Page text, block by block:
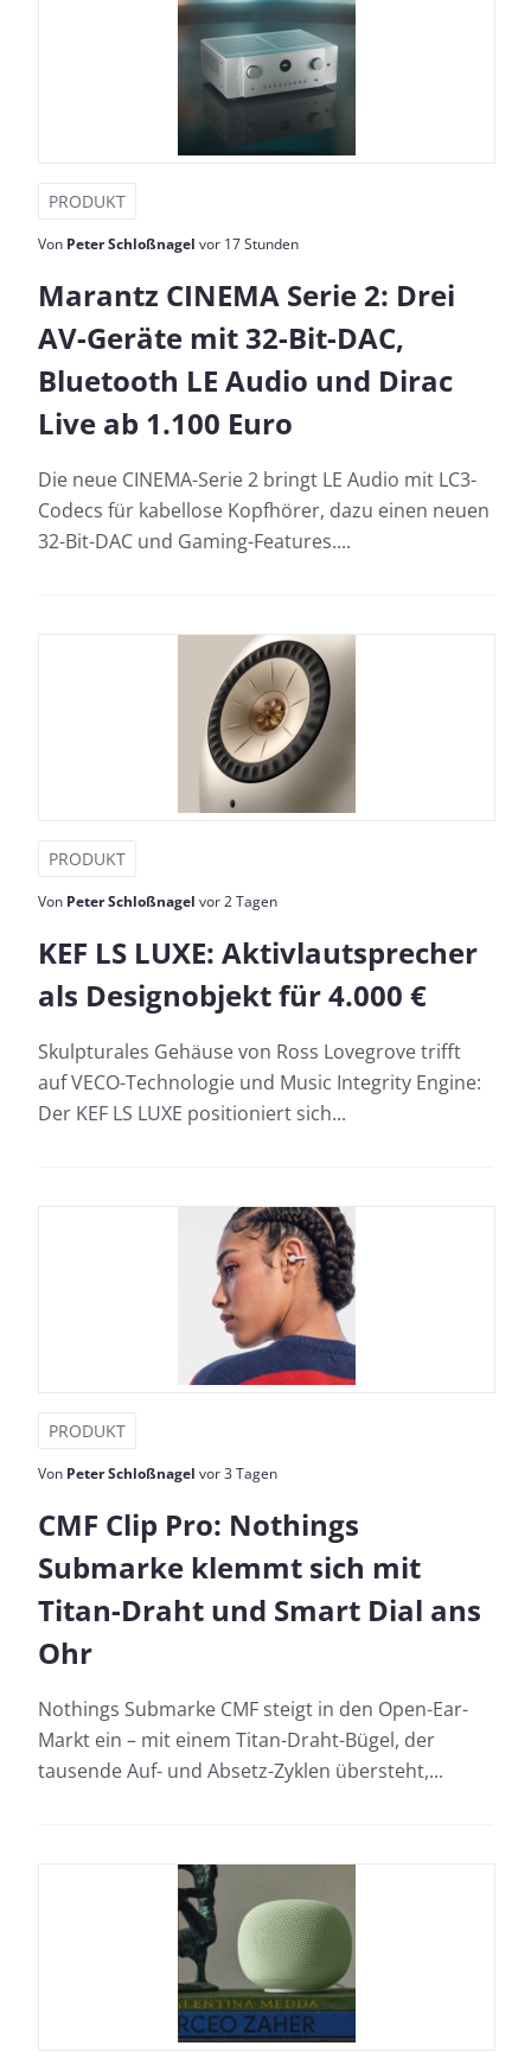
PRODUKT
Von Peter Schloßnagel vor 17 Stunden
Marantz CINEMA Serie 2: Drei
AV-Geräte mit 32-Bit-DAC,
Bluetooth LE Audio und Dirac
Live ab 1.100 Euro
Die neue CINEMA-Serie 2 bringt LE Audio mit LC3-
Codecs für kabellose Kopfhörer, dazu einen neuen
32-Bit-DAC und Gaming-Features....
PRODUKT
Von Peter Schloßnagel vor 2 Tagen
KEF LS LUXE: Aktivlautsprecher
als Designobjekt für 4.000 €
Skulpturales Gehäuse von Ross Lovegrove trifft
auf VECO-Technologie und Music Integrity Engine:
Der KEF LS LUXE positioniert sich...
PRODUKT
Von Peter Schloßnagel vor 3 Tagen
CMF Clip Pro: Nothings
Submarke klemmt sich mit
Titan-Draht und Smart Dial ans
Ohr
Nothings Submarke CMF steigt in den Open-Ear-
Markt ein – mit einem Titan-Draht-Bügel, der
tausende Auf- und Absetz-Zyklen übersteht,...